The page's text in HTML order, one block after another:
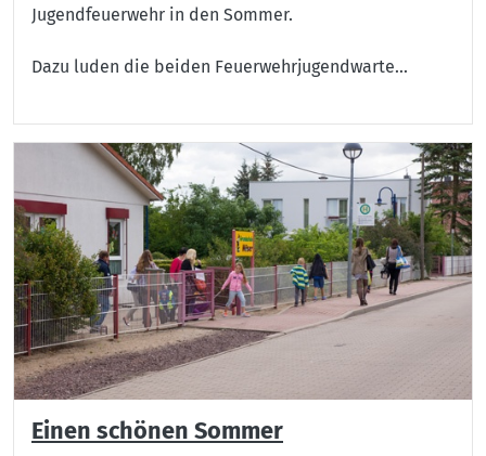
Jugendfeuerwehr in den Sommer.
Dazu luden die beiden Feuerwehrjugendwarte...
Einen schönen Sommer